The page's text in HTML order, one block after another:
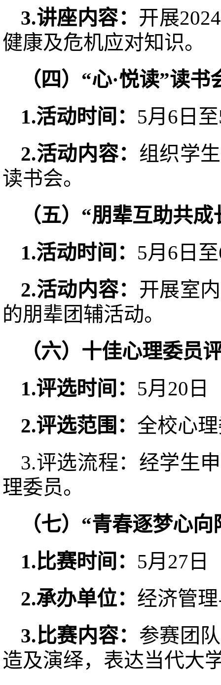
3.讲座内容： 开展
健康及危机应对知识。
（ 四 ）“心·悦读”读书
1.活动时间： 5月6日
2.活动内容： 组织学
读书会。
（五）“朋辈互助共
1.活动时间： 5月6日
2.活动内容： 开展室
的朋辈团辅活动。
（六）十佳心理委员
1.评选时间： 5月20日
2.评选范围： 全校心
3.评选流程：经学生
理委员。
（七）“青春逐梦心
1.比赛时间： 5月27日
2.承办单位： 经济管
3.比赛内容： 参赛团
造及演绎，表达当代大